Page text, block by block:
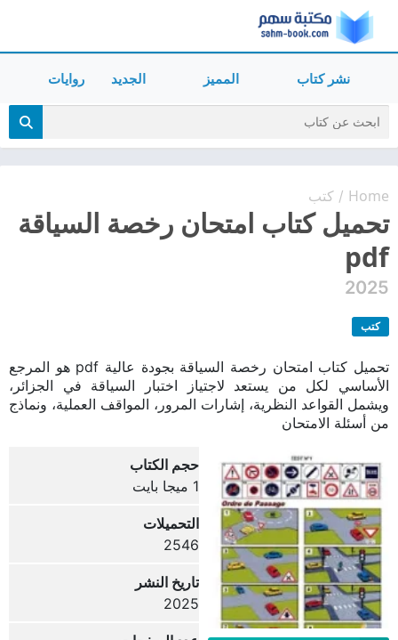
نشر كتاب المميز الجديد روايات
Home
/ كتب
تحميل كتاب امتحان رخصة السياقة
pdf
2025
كتب
تحميل كتاب امتحان رخصة السياقة بجودة عالية pdf هو المرجع
الأساسي لكل من يستعد لاجتياز اختبار السياقة في الجزائر،
ويشمل القواعد النظرية، إشارات المرور، المواقف العملية، ونماذج
من أسئلة الامتحان
حجم الكتاب
1 ميجا بايت
التحميلات
2546
تاريخ النشر
2025